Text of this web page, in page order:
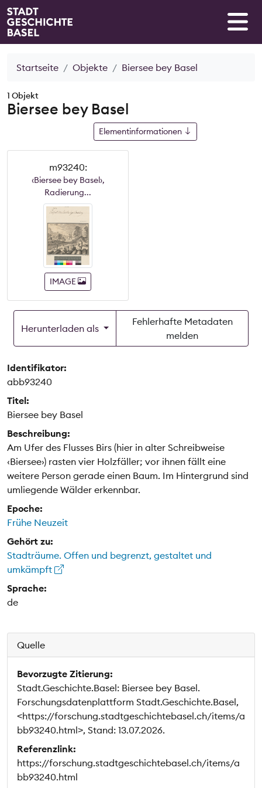
Startseite Objekte Biersee bey Basel
1 Objekt
Biersee bey Basel
Elementinformationen
m93240:
‹Biersee bey Basel›,
Radierung...
IMAGE
Herunterladen als
Fehlerhafte Metadaten
melden
Identifikator:
abb93240
Titel:
Biersee bey Basel
Beschreibung:
Am Ufer des Flusses Birs (hier in alter Schreibweise
‹Biersee›) rasten vier Holzfäller; vor ihnen fällt eine
weitere Person gerade einen Baum. Im Hintergrund sind
umliegende Wälder erkennbar.
Epoche:
Frühe Neuzeit
Gehört zu:
Stadträume. Offen und begrenzt, gestaltet und
umkämpft
Sprache:
de
Quelle
Bevorzugte Zitierung:
Stadt.Geschichte.Basel: Biersee bey Basel.
Forschungsdatenplattform Stadt.Geschichte.Basel,
<https://forschung.stadtgeschichtebasel.ch/items/a
bb93240.html>, Stand: 13.07.2026.
Referenzlink:
https://forschung.stadtgeschichtebasel.ch/items/a
bb93240.html